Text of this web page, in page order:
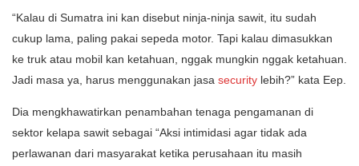
“Kalau di Sumatra ini kan disebut ninja-ninja sawit, itu sudah
cukup lama, paling pakai sepeda motor. Tapi kalau dimasukkan
ke truk atau mobil kan ketahuan, nggak mungkin nggak ketahuan.
Jadi masa ya, harus menggunakan jasa security lebih?” kata Eep.
Dia mengkhawatirkan penambahan tenaga pengamanan di
sektor kelapa sawit sebagai “Aksi intimidasi agar tidak ada
perlawanan dari masyarakat ketika perusahaan itu masih